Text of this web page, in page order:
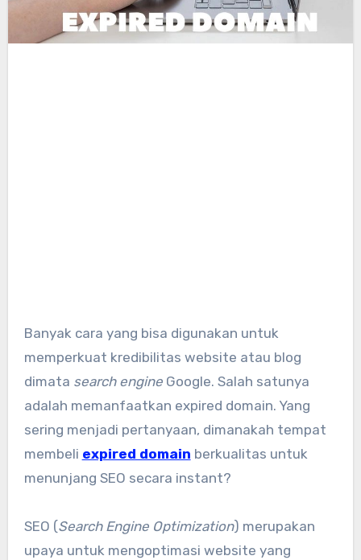
Banyak cara yang bisa digunakan untuk
memperkuat kredibilitas website atau blog
dimata search engineGoogle. Salah satunya
adalah memanfaatkan expired domain. Yang
sering menjadi pertanyaan, dimanakah tempat
membeli expired domain berkualitas untuk
menunjang SEO secara instant?
SEO (Search Engine Optimization) merupakan
upaya untuk mengoptimasi website yang